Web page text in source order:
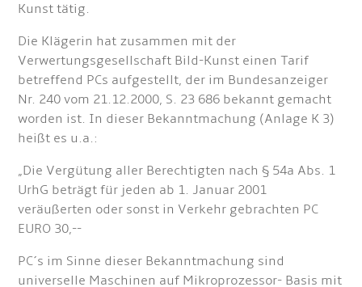
Kunst tätig.
Die Klägerin hat zusammen mit der
Verwertungsgesellschaft Bild-Kunst einen Tarif
betreffend PCs aufgestellt, der im Bundesanzeiger
Nr. 240 vom 21.12.2000, S. 23 686 bekannt gemacht
worden ist. In dieser Bekanntmachung (Anlage K 3)
heißt es u.a.:
„Die Vergütung aller Berechtigten nach § 54a Abs. 1
UrhG beträgt für jeden ab 1. Januar 2001
veräußerten oder sonst in Verkehr gebrachten PC
EURO 30,--
PC´s im Sinne dieser Bekanntmachung sind
universelle Maschinen auf Mikroprozessor- Basis mit